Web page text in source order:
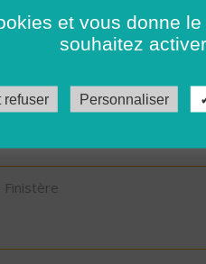
Finistère
et vous donne
souhaitez activer
refuser Personnaliser